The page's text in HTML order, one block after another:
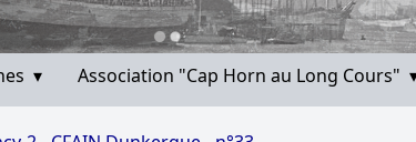
▾ Association "Cap Horn au Long Cours"